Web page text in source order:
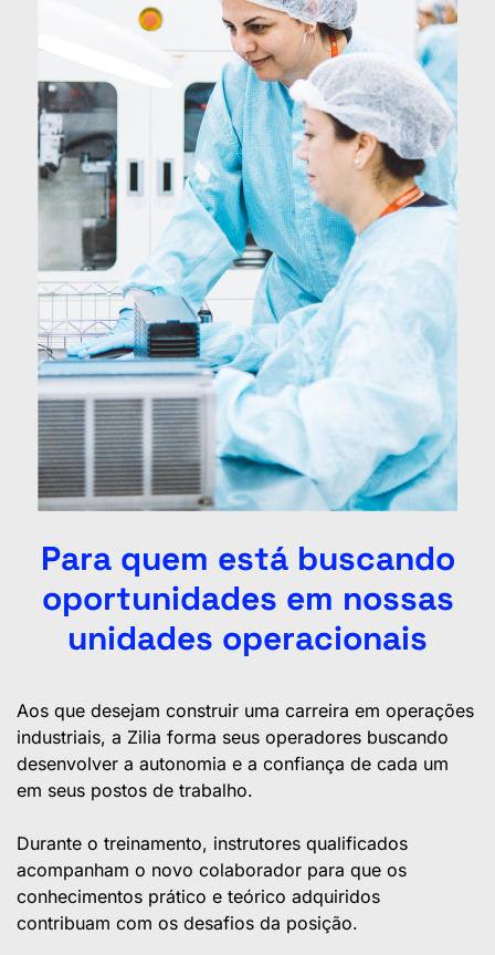
Para quem está buscando
oportunidades em nossas
unidades operacionais
Aos que desejam construir uma carreira em operações
industriais, a Zilia forma seus operadores buscando
desenvolver a autonomia e a confiança de cada um
em seus postos de trabalho.
Durante o treinamento, instrutores qualificados
acompanham o novo colaborador para que os
conhecimentos prático e teórico adquiridos
contribuam com os desafios da posição.